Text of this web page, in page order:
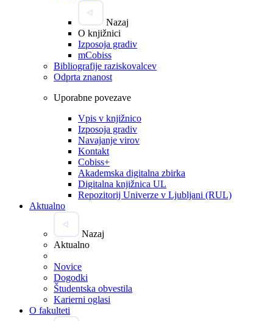
Nazaj
O knjižnici
Izposoja gradiv
mCobiss
Bibliografije raziskovalcev
Odprta znanost
Uporabne povezave
Vpis v knjižnico
Izposoja gradiv
Navajanje virov
Kontakt
Cobiss+
Akademska digitalna zbirka
Digitalna knjižnica UL
Repozitorij Univerze v Ljubljani (RUL)
Aktualno
Nazaj
Aktualno
Novice
Dogodki
Študentska obvestila
Karierni oglasi
O fakulteti